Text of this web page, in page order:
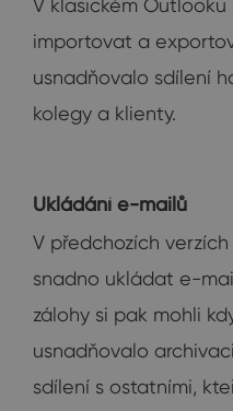
V klasickém
importovat a
usnadňovalo sdílení
kolegy a klienty.
Ukládání e-mailů
V předchozích
snadno ukládat e-
zálohy si pak mohli
usnadňovalo
sdílení s ostatními,